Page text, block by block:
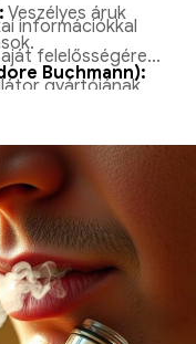
Veszélyes áruk
Buchmann):
információkkal
felelősségére
gyártójának